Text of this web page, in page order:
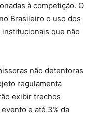
à competição. O
Brasileiro o uso dos
que não
não detentoras
regulamenta
exibir trechos
e até 3% da